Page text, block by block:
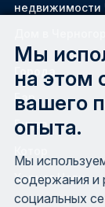
недвижимости
Бар
Будва
Херцег Нови
Мы
на этом
вашего
опыта.
Мы
содержания и
социальных